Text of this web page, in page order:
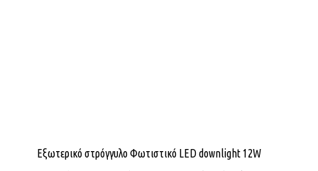
Εξωτερικό στρόγγυλο Φωτιστικό LED downlight 12W